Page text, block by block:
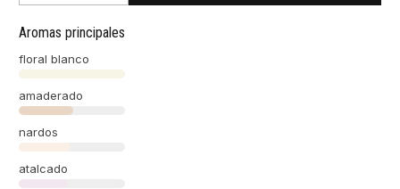
Aromas principales
floral blanco
amaderado
nardos
atalcado